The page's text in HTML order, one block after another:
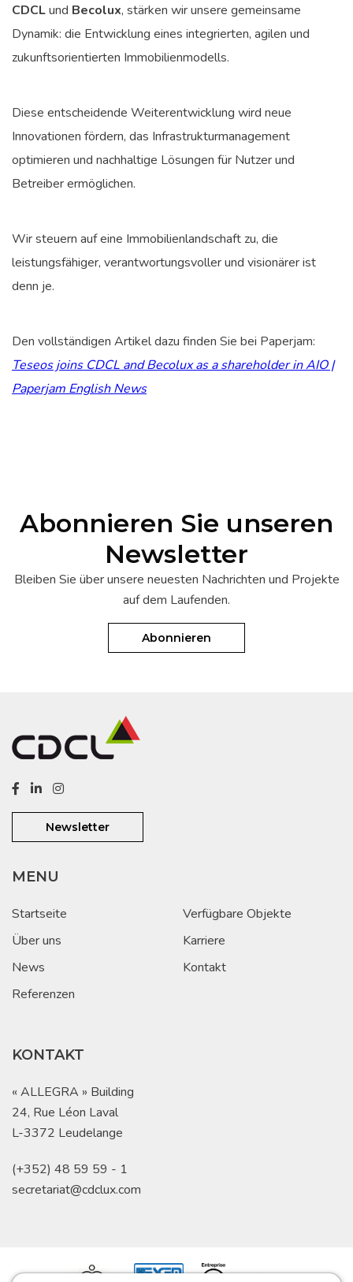
CDCLund Becolux, stärken wir unsere gemeinsame
Dynamik: die Entwicklung eines integrierten, agilen und
zukunftsorientierten Immobilienmodells.
Diese entscheidende Weiterentwicklung wird neue
Innovationen fördern, das Infrastrukturmanagement
optimieren und nachhaltige Lösungen für Nutzer und
Betreiber ermöglichen.
Wir steuern auf eine Immobilienlandschaft zu, die
leistungsfähiger, verantwortungsvoller und visionärer ist
denn je.
Den vollständigen Artikel dazu finden Sie bei Paperjam:
Teseos joins CDCL and Becolux as a shareholder in AIO |
Paperjam English News
Abonnieren Sie unseren
Newsletter
Bleiben Sie über unsere neuesten Nachrichten und Projekte
auf dem Laufenden.
Abonnieren
Newsletter
MENU
Startseite
Über uns
News
Referenzen
Verfügbare Objekte
Karriere
Kontakt
KONTAKT
« ALLEGRA » Building
24, Rue Léon Laval
L-3372 Leudelange
(+352) 48 59 59 - 1
secretariat@cdclux.com